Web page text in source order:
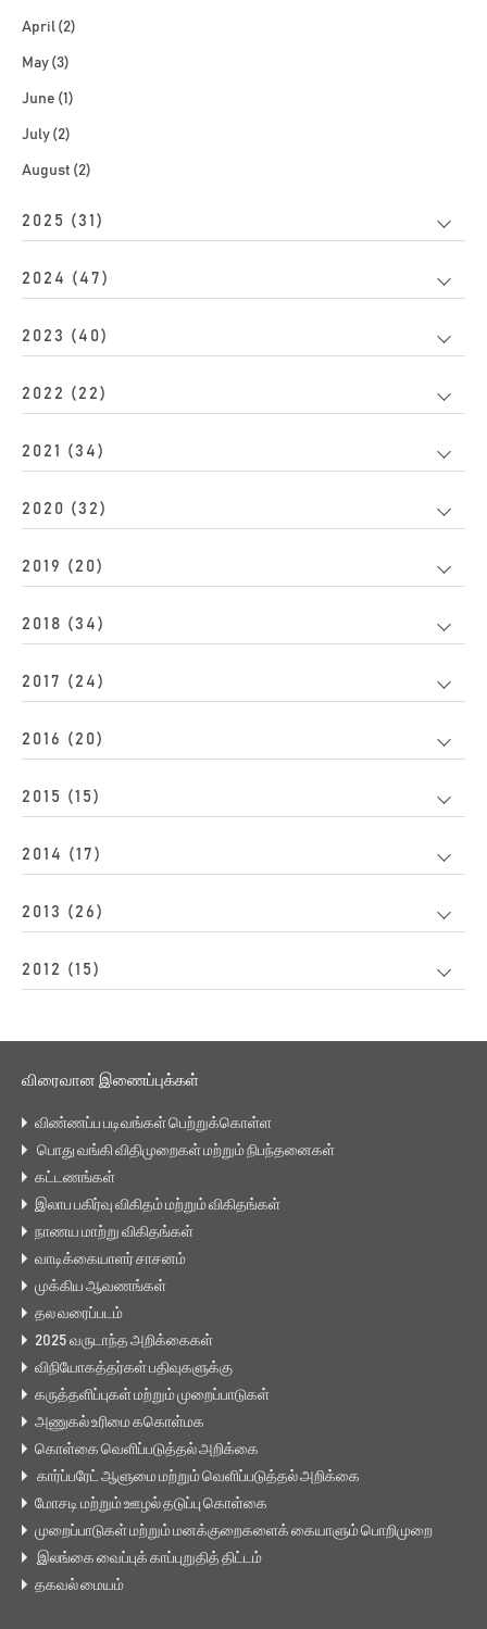
April (2)
May (3)
June (1)
July (2)
August (2)
2025 (31)
2024 (47)
2023 (40)
2022 (22)
2021 (34)
2020 (32)
2019 (20)
2018 (34)
2017 (24)
2016 (20)
2015 (15)
2014 (17)
2013 (26)
2012 (15)
விரைவான இணைப்புக்கள்
விண்ணப்ப படிவங்கள் பெற்றுக்கொள்ள
பொது வங்கி விதிமுறைகள் மற்றும் நிபந்தனைகள்
கட்டணங்கள்
இலாப பகிர்வு விகிதம் மற்றும் விகிதங்கள்
நாணய மாற்று விகிதங்கள்
வாடிக்கையாளர் சாசனம்
முக்கிய ஆவணங்கள்
தல வரைப்படம்
2025 வருடாந்த அறிக்கைகள்
விநியோகத்தர்கள் பதிவுகளுக்கு
கருத்தளிப்புகள் மற்றும் முறைப்பாடுகள்
அணுகல் உரிமை ககொள்மக
கொள்கை வெளிப்படுத்தல் அறிக்கை
கார்ப்பரேட் ஆளுமை மற்றும் வெளிப்படுத்தல் அறிக்கை
மோசடி மற்றும் ஊழல் தடுப்பு கொள்கை
முறைப்பாடுகள் மற்றும் மனக்குறைகளைக் கையாளும் பொறிமுறை
இலங்கை வைப்புக் காப்புறுதித் திட்டம்
தகவல் மையம்